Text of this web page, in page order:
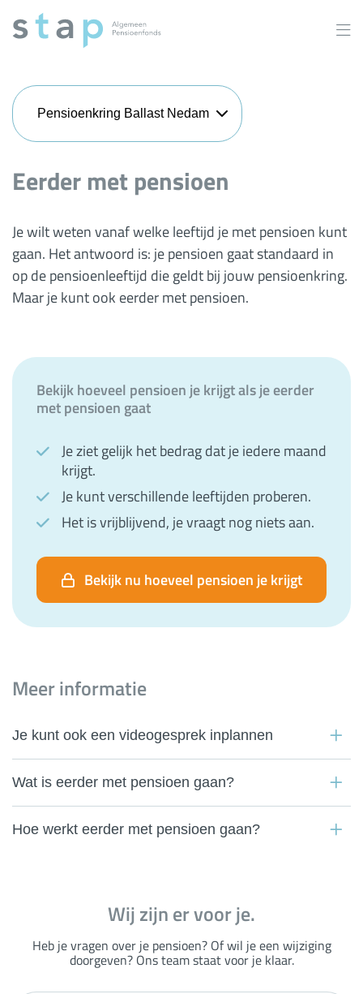
en
naar
Pensioenkring Ballast Nedam
Eerder met pensioen
Je wilt weten vanaf welke leeftijd je met pensioen kunt
gaan. Het antwoord is: je pensioen gaat standaard in
op de pensioenleeftijd die geldt bij jouw pensioenkring.
Maar je kunt ook eerder met pensioen.
Bekijk hoeveel pensioen je krijgt als je eerder
met pensioen gaat
Je ziet gelijk het bedrag dat je iedere maand
krijgt.
Je kunt verschillende leeftijden proberen.
Het is vrijblijvend, je vraagt nog niets aan.
Bekijk nu hoeveel pensioen je krijgt
Meer informatie
Je kunt ook een videogesprek inplannen
Wat is eerder met pensioen gaan?
Hoe werkt eerder met pensioen gaan?
Wij zijn er voor je.
Heb je vragen over je pensioen? Of wil je een wijziging
doorgeven? Ons team staat voor je klaar.